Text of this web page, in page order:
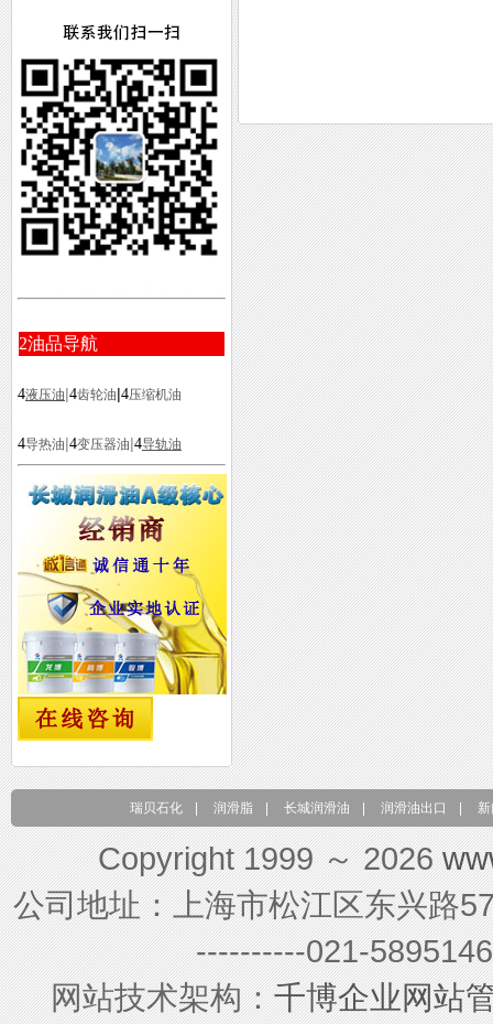
2油品导航
4液压油|4齿轮油|4压缩机油
4导热油|4变压器油|4导轨油
瑞贝石化 润滑脂 长城润滑油 润滑油出口
Copyright 1999 ～ 2026
公司地址：上海市松江区东兴路
----------021-
网站技术架构：千博企业网站